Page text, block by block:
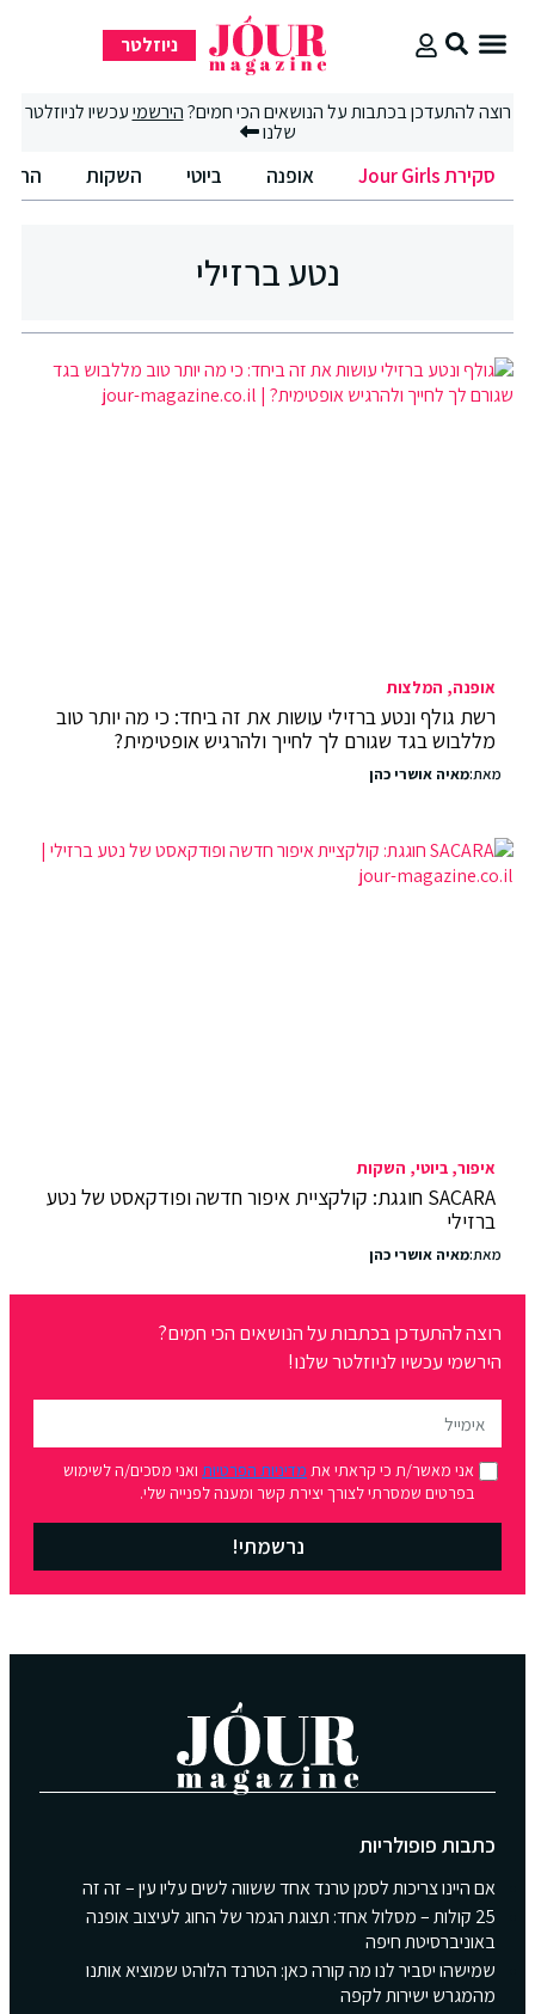
ניוזלטר
רוצה להתעדכן בכתבות על הנושאים הכי חמים?הירשמיעכשיו לניוזלטר
שלנו
סקירת Jour Girls אופנה ביוטי השקות
נטע ברזילי
אופנה המלצות
רשת גולף ונטע ברזילי עושות את זה ביחד: כי מה יותר טוב
מללבוש בגד שגורם לך לחייך ולהרגיש אופטימית?
מאת:מאיה אושרי כהן
איפור ביוטי השקות
SACARA חוגגת: קולקציית איפור חדשה ופודקאסט של נטע
ברזילי
מאת:מאיה אושרי כהן
רוצה להתעדכן בכתבות על הנושאים הכי חמים?
הירשמי עכשיו לניוזלטר שלנו!
אני מאשר/ת כי קראתי את מדיניות הפרטיות ואני מסכים/ה לשימוש
בפרטים שמסרתי לצורך יצירת קשר ומענה לפנייה שלי.
נרשמתי!
כתבות פופולריות
אם היינו צריכות לסמן טרנד אחד ששווה לשים עליו עין – זה זה
25 קולות – מסלול אחד: תצוגת הגמר של החוג לעיצוב אופנה
באוניברסיטת חיפה
שמישהו יסביר לנו מה קורה כאן: הטרנד הלוהט שמוציא אותנו
מהמגרש ישירות לקפה